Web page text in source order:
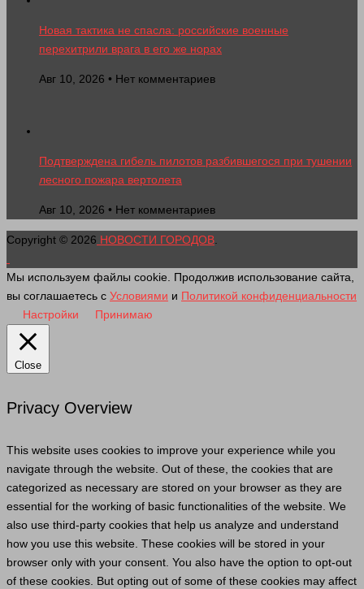
Новая тактика не спасла: российские военные
перехитрили врага в его же норах
Авг 10, 2026 • Нет комментариев
Подтверждена гибель пилотов разбившегося при тушении
лесного пожара вертолета
Авг 10, 2026 • Нет комментариев
Copyright © 2026 НОВОСТИ ГОРОДОВ
Мы используем файлы cookie. Продолжив использование сайта,
вы соглашаетесь с Условиями и Политикой конфиденциальности
Настройки
Принимаю
Close
Privacy Overview
This website uses cookies to improve your experience while you
navigate through the website. Out of these, the cookies that are
categorized as necessary are stored on your browser as they are
essential for the working of basic functionalities of the website. We
also use third-party cookies that help us analyze and understand
how you use this website. These cookies will be stored in your
browser only with your consent. You also have the option to opt-out
of these cookies. But opting out of some of these cookies may affect